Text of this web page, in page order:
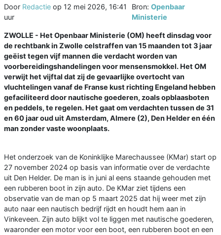
Door Redactie op 12 mei 2026, 16:41
uur
Bron:Openbaar
Ministerie
ZWOLLE - Het Openbaar Ministerie (OM) heeft dinsdag voor
de rechtbank in Zwolle celstraffen van 15 maanden tot 3 jaar
geëist tegen vijf mannen die verdacht worden van
voorbereidingshandelingen voor mensensmokkel. Het OM
verwijt het vijftal dat zij de gevaarlijke overtocht van
vluchtelingen vanaf de Franse kust richting Engeland hebben
gefaciliteerd door nautische goederen, zoals opblaasboten
en peddels, te regelen. Het gaat om verdachten tussen de 31
en 60 jaar oud uit Amsterdam, Almere (2), Den Helder en één
man zonder vaste woonplaats.
Het onderzoek van de Koninklijke Marechaussee (KMar) start op
27 november 2024 op basis van informatie over de verdachte
uit Den Helder. De man is in juni al eens staande gehouden met
een rubberen boot in zijn auto. De KMar ziet tijdens een
observatie van de man op 5 maart 2025 dat hij weer met zijn
auto naar een nautisch bedrijf rijdt en houdt hem aan in
Vinkeveen. Zijn auto blijkt vol te liggen met nautische goederen,
waaronder een motor voor een boot, een rubberen boot en een